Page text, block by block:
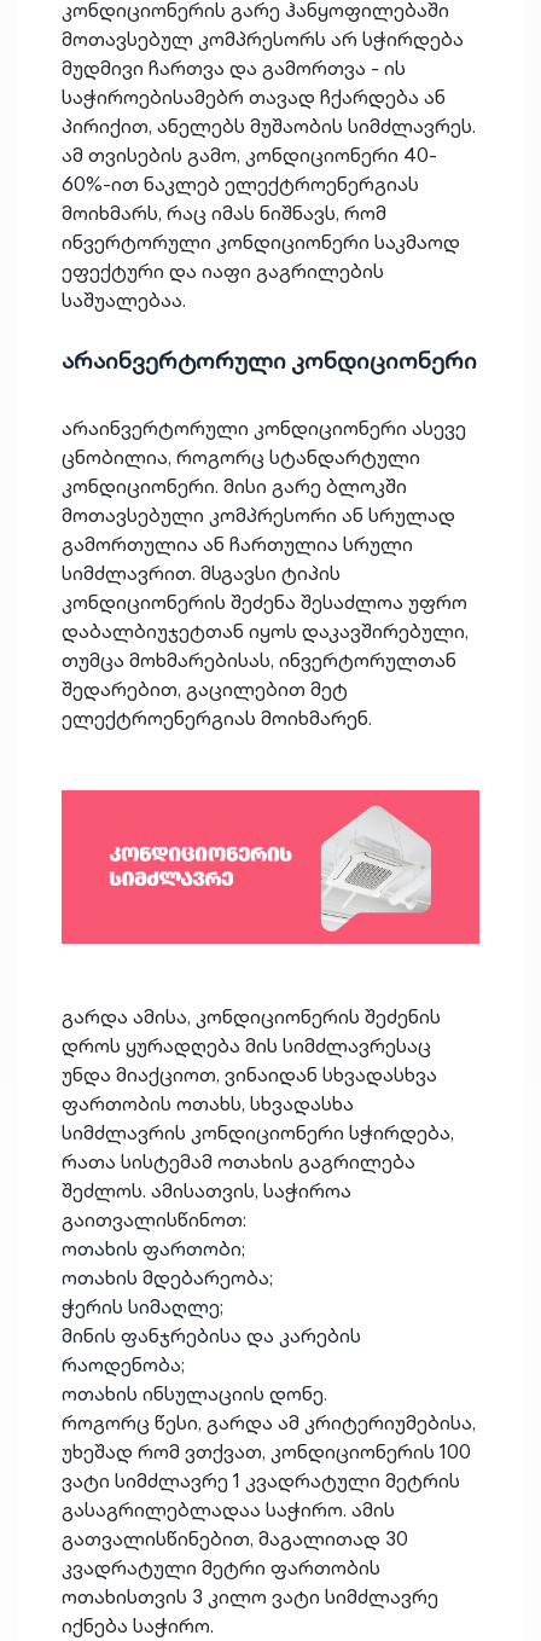
კონდიციონერის გარე ჰანყოფილებაში
მოთავსებულ კომპრესორს არ სჭირდება
მუდმივი ჩართვა და გამორთვა - ის
საჭიროებისამებრ თავად ჩქარდება ან
პირიქით, ანელებს მუშაობის სიმძლავრეს.
ამ თვისების გამო, კონდიციონერი 40-
60%-ით ნაკლებ ელექტროენერგიას
მოიხმარს, რაც იმას ნიშნავს, რომ
ინვერტორული კონდიციონერი საკმაოდ
ეფექტური და იაფი გაგრილების
საშუალებაა.
არაინვერტორული კონდიციონერი
არაინვერტორული კონდიციონერი ასევე
ცნობილია, როგორც სტანდარტული
კონდიციონერი. მისი გარე ბლოკში
მოთავსებული კომპრესორი ან სრულად
გამორთულია ან ჩართულია სრული
სიმძლავრით. მსგავსი ტიპის
კონდიციონერის შეძენა შესაძლოა უფრო
დაბალბიუჯეტთან იყოს დაკავშირებული,
თუმცა მოხმარებისას, ინვერტორულთან
შედარებით, გაცილებით მეტ
ელექტროენერგიას მოიხმარენ.
გარდა ამისა, კონდიციონერის შეძენის
დროს ყურადღება მის სიმძლავრესაც
უნდა მიაქციოთ, ვინაიდან სხვადასხვა
ფართობის ოთახს, სხვადასხა
სიმძლავრის კონდიციონერი სჭირდება,
რათა სისტემამ ოთახის გაგრილება
შეძლოს. ამისათვის, საჭიროა
გაითვალისწინოთ:
ოთახის ფართობი;
ოთახის მდებარეობა;
ჭერის სიმაღლე;
მინის ფანჯრებისა და კარების
რაოდენობა;
ოთახის ინსულაციის დონე.
როგორც წესი, გარდა ამ კრიტერიუმებისა,
უხეშად რომ ვთქვათ, კონდიციონერის 100
ვატი სიმძლავრე 1 კვადრატული მეტრის
გასაგრილებლადაა საჭირო. ამის
გათვალისწინებით, მაგალითად 30
კვადრატული მეტრი ფართობის
ოთახისთვის 3 კილო ვატი სიმძლავრე
იქნება საჭირო.